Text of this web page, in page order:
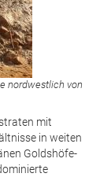
nordwestlich von
mit
in weiten
Goldshöfe-